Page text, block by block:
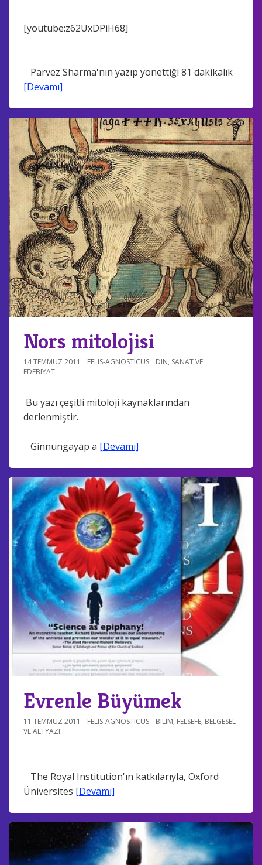
[youtube:z62UxDPiH68]
Parvez Sharma'nın yazıp yönettiği 81 dakikalık
[Devamı]
Nors mitolojisi
14 TEMMUZ 2011 FELIS-AGNOSTICUS DIN, SANAT VE
EDEBIYAT
Bu yazı çeşitli mitoloji kaynaklarından
derlenmiştir.
Ginnungayap a [Devamı]
Evrenle Büyümek
11 TEMMUZ 2011 FELIS-AGNOSTICUS BILIM, FELSEFE, BELGESEL
VE ALTYAZI
The Royal Institution'ın katkılarıyla, Oxford
Üniversites [Devamı]